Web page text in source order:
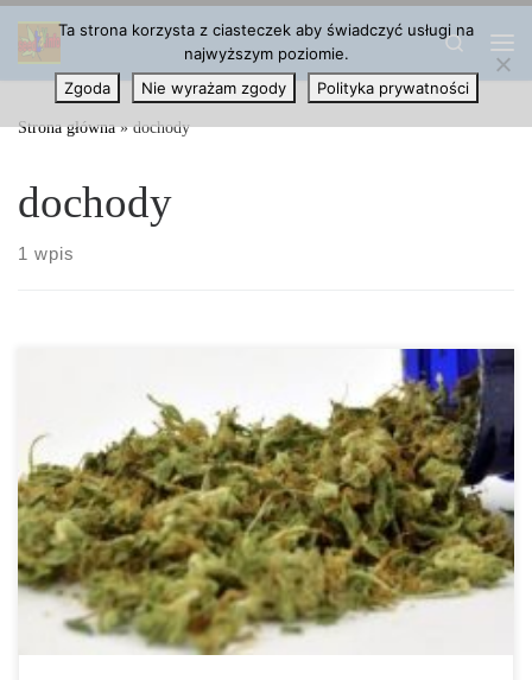
Przejdź do treści
Search
Strona główna » dochody
dochody
1 wpis
Przychody podatkowe ze sprzedaży detalicznej marihuany w
stanach Kolorado, Oregon i Waszyngton przekraczają początkowe
prognozy – według raportu Drug Policy […]
Ta strona korzysta z ciasteczek aby świadczyć usługi na
najwyższym poziomie.
Zgoda
Nie wyrażam zgody Polityka prywatności